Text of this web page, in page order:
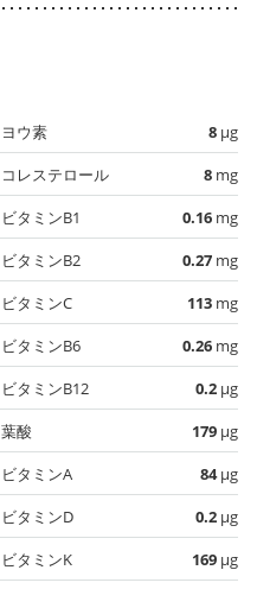
ヨウ素 8 µg
コレステロール
8 mg
ビタミンB1
0.16 mg
ビタミンB2
0.27 mg
ビタミンC
113 mg
ビタミンB6
0.26 mg
ビタミンB12
0.2 µg
葉酸
179 µg
ビタミンA
84µg
ビタミンD
0.2 µg
ビタミンK
169 µg